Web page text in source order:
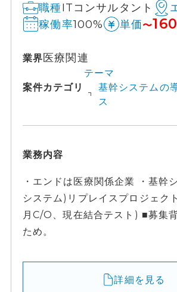
職種ITコンサルタント
稼働率100% 単価〜160
業界医療関連
案件カテゴリ
テーマ
基幹システムの
ス
業務内容
・エンドは医療関係企業 ・基幹
システム)リプレイスプロジェク
月C/O、現在結合テスト) ■募集
ため。
詳細を見る